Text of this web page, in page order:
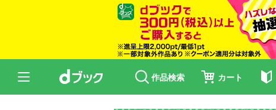
作品検索 カート